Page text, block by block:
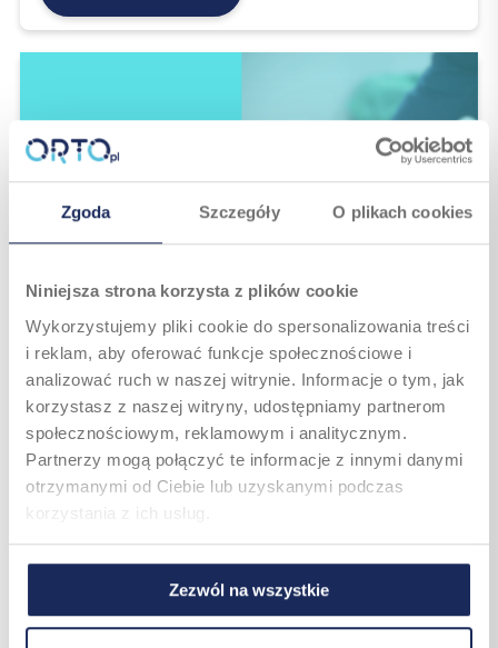
Zgoda Szczegóły O plikach cookies
Niniejsza strona korzysta z plików cookie
Wykorzystujemy pliki cookie do spersonalizowania treści
i reklam, aby oferować funkcje społecznościowe i
analizować ruch w naszej witrynie. Informacje o tym, jak
korzystasz z naszej witryny, udostępniamy partnerom
społecznościowym, reklamowym i analitycznym.
Partnerzy mogą połączyć te informacje z innymi danymi
otrzymanymi od Ciebie lub uzyskanymi podczas
korzystania z ich usług.
Zezwól na wszystkie
Artroskopia kolana – co to jest, kiedy jest
wykonywana i w jakich sytuacjach?
19. 01. 2024 5 min
Artroskopia kolana - co to jest, kiedy jest
wykonywana i w jakich sytuacjach? Przeczytasz na
naszym blogu i uzyskasz pomoc medyczną.